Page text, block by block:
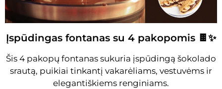
Įspūdingas fontanas su 4 pakopomis 🍫✨
Šis 4 pakopų fontanas sukuria įspūdingą šokolado
srautą, puikiai tinkantį vakarėliams, vestuvėms ir
elegantiškiems renginiams.